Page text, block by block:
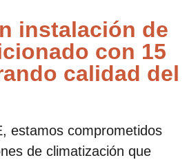
instalación de
con 15
calidad del
estamos comprometidos
de climatización que